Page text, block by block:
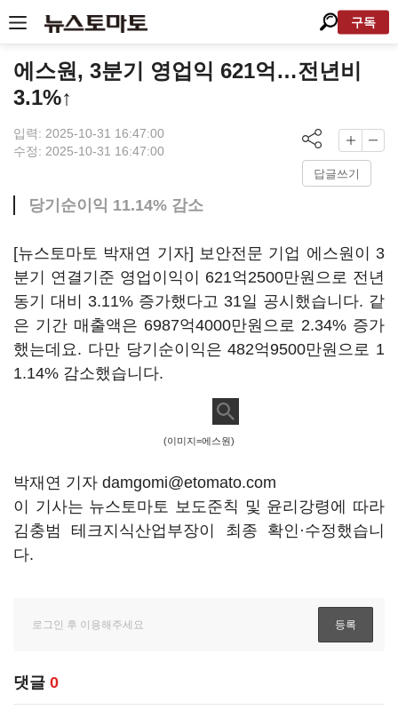
구독
에스원, 3분기 영업익 621억…전년비
3.1%↑
입력: 2025-10-31 16:47:00
수정: 2025-10-31 16:47:00
답글쓰기
당기순이익 11.14% 감소
[뉴스토마토 박재연 기자] 보안전문 기업 에스원이 3
분기 연결기준 영업이익이 621억2500만원으로 전년
동기 대비 3.11% 증가했다고 31일 공시했습니다. 같
은 기간 매출액은 6987억4000만원으로 2.34% 증가
했는데요. 다만 당기순이익은 482억9500만원으로 1
1.14% 감소했습니다.
(이미지=에스원)
박재연 기자 damgomi@etomato.com
이 기사는 뉴스토마토 보도준칙 및 윤리강령에 따라
김충범 테크지식산업부장이 최종 확인·수정했습니
다.
댓글 0